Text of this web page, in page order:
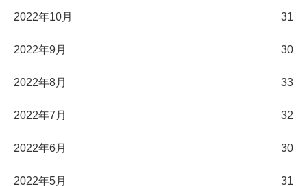
2022年10月 31
2022年9月 30
2022年8月 33
2022年7月 32
2022年6月 30
2022年5月 31